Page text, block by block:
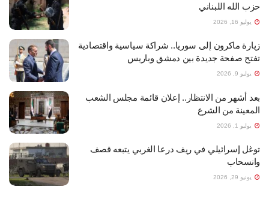
حزب الله اللبناني
يوليو 16, 2026
زيارة ماكرون إلى سوريا.. شراكة سياسية واقتصادية
تفتح صفحة جديدة بين دمشق وباريس
يوليو 9, 2026
بعد أشهر من الانتظار.. إعلان قائمة مجلس الشعب
المعينة من الشرع
يوليو 1, 2026
توغل إسرائيلي في ريف درعا الغربي يتبعه قصف
وانسحاب
يونيو 29, 2026